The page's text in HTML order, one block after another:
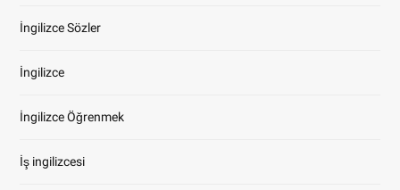
İngilizce Sözler
İngilizce
İngilizce Öğrenmek
İş ingilizcesi